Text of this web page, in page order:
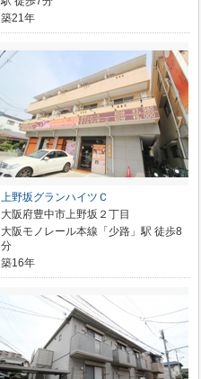
築21年
上野坂グランハイツＣ
大阪府豊中市上野坂２丁目
大阪モノレール本線「少路」駅 徒歩8
分
築16年